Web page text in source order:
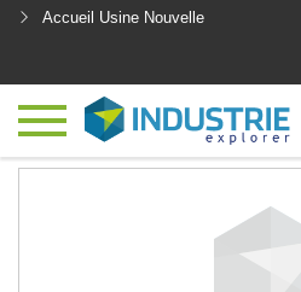
Accueil Usine Nouvelle